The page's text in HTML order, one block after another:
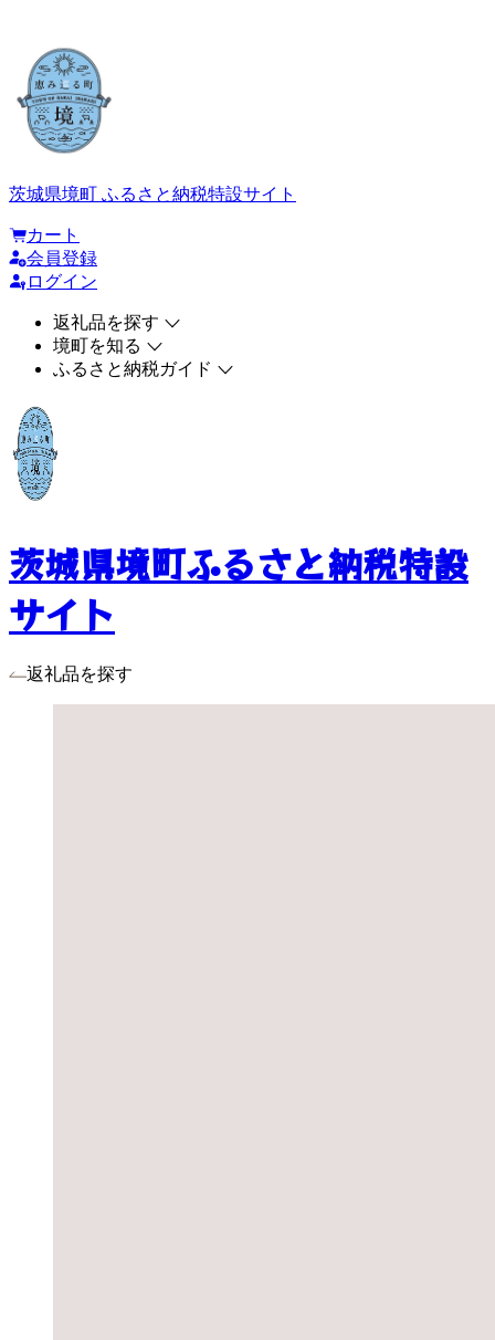
茨城県境町 ふるさと納税特設サイト
カート
会員登録
ログイン
返礼品を探す
境町を知る
ふるさと納税ガイド
茨城県境町ふるさと納税特設
サイト
返礼品を探す